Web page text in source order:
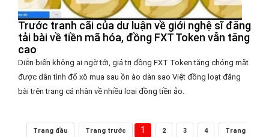
Trước tranh cãi của dư luận về giới nghệ sĩ đăng
tải bài về tiền mã hóa, đồng FXT Token vẫn tăng
cao
Diễn biến không ai ngờ tới, giá trị đồng FXT Token tăng chóng mặt
được dân tình đổ xô mua sau ồn ào dàn sao Việt đồng loạt đăng
bài trên trang cá nhân về nhiều loại đồng tiền ảo.
Trang đầu Trang trước 1 2 3 4
Trang